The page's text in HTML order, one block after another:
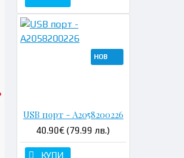
НОВ
USB порт - A2058200226
40.90€ (79.99 лв.)
КУПИ